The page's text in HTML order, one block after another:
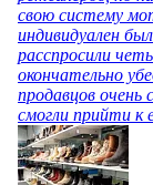
свою систему
индивидуален
расспросили
окончательно
продавцов
смогли прийти к